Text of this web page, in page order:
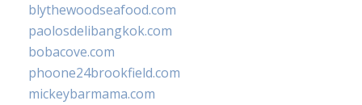
blythewoodseafood.com
paolosdelibangkok.com
bobacove.com
phoone24brookfield.com
mickeybarmama.com